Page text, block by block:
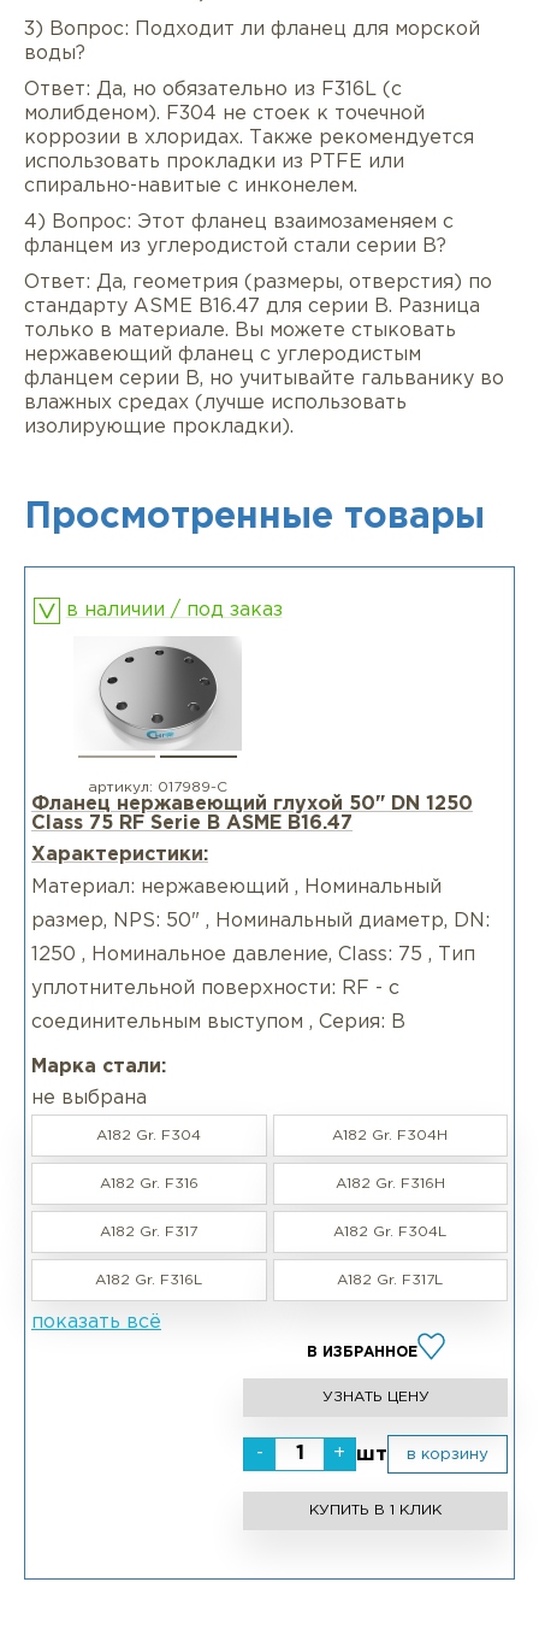
3) Вопрос: Подходит ли фланец для морской
воды?
Ответ: Да, но обязательно из F316L (с
молибденом). F304 не стоек к точечной
коррозии в хлоридах. Также рекомендуется
использовать прокладки из PTFE или
спирально-навитые с инконелем.
4) Вопрос: Этот фланец взаимозаменяем с
фланцем из углеродистой стали серии B?
Ответ: Да, геометрия (размеры, отверстия) по
стандарту ASME B16.47 для серии B. Разница
только в материале. Вы можете стыковать
нержавеющий фланец с углеродистым
фланцем серии B, но учитывайте гальванику во
влажных средах (лучше использовать
изолирующие прокладки).
Просмотренные товары
в наличии / под заказ
артикул: 017989-С
Фланец нержавеющий глухой 50" DN 1250
Class 75 RF Serie B ASME B16.47
Характеристики:
Материал: нержавеющий , Номинальный
размер, NPS: 50" , Номинальный диаметр, DN:
1250 , Номинальное давление, Class: 75 , Тип
уплотнительной поверхности: RF - с
соединительным выступом , Серия: B
Марка стали:
не выбрана
A182 Gr. F304 A182 Gr. F304H
A182 Gr. F316 A182 Gr. F316H
A182 Gr. F317 A182 Gr. F304L
A182 Gr. F316L A182 Gr. F317L
показать всё
В ИЗБРАННОЕ
УЗНАТЬ ЦЕНУ
- + шт в корзину
КУПИТЬ В 1 КЛИК